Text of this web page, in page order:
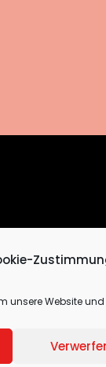
unsere Website